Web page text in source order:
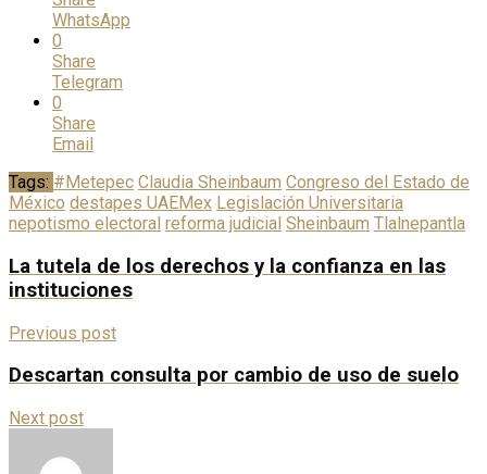
WhatsApp
0
Share
Telegram
0
Share
Email
Tags: #Metepec Claudia Sheinbaum Congreso del Estado de
México destapes UAEMex Legislación Universitaria
nepotismo electoral reforma judicial Sheinbaum Tlalnepantla
La tutela de los derechos y la confianza en las
instituciones
Previous post
Descartan consulta por cambio de uso de suelo
Next post